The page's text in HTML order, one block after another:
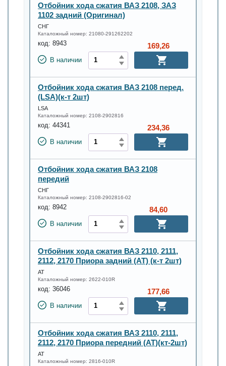
Отбойник хода сжатия ВАЗ 2108, ЗАЗ
1102 задний (Оригинал)
СНГ
Каталожный номер: 21080-291262202
код: 8943
В наличии
169,26
Отбойник хода сжатия ВАЗ 2108 перед.
(LSA)(к-т 2шт)
LSA
Каталожный номер: 2108-2902816
код: 44341
В наличии
234,36
Отбойник хода сжатия ВАЗ 2108
передий
СНГ
Каталожный номер: 2108-2902816-02
код: 8942
В наличии
84,60
Отбойник хода сжатия ВАЗ 2110, 2111,
2112, 2170 Приора задний (АТ) (к-т 2шт)
АТ
Каталожный номер: 2622-010R
код: 36046
В наличии
177,66
Отбойник хода сжатия ВАЗ 2110, 2111,
2112, 2170 Приора передний (АТ)(кт-2шт)
АТ
Каталожный номер: 2816-010R